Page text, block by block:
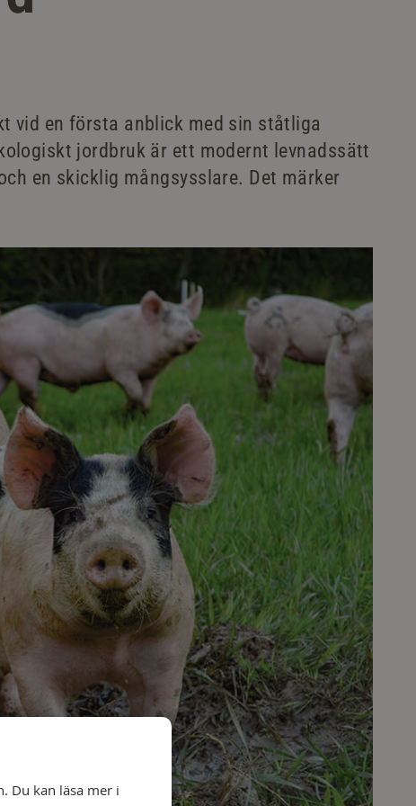
vid en första anblick med sin ståtliga
jordbruk är ett modernt levnadssätt
en skicklig mångsysslare. Det märker
Du kan läsa mer i